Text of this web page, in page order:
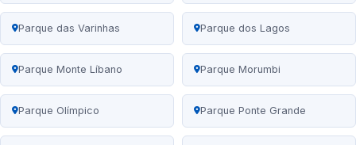
Parque das Varinhas Parque dos Lagos
Parque Monte Líbano Parque Morumbi
Parque Olímpico Parque Ponte Grande